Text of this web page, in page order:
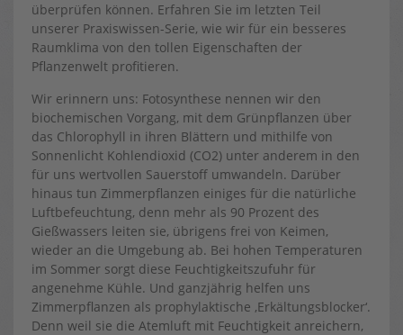
überprüfen können. Erfahren Sie im letzten Teil
unserer Praxiswissen-Serie, wie wir für ein besseres
Raumklima von den tollen Eigenschaften der
Pflanzenwelt profitieren.
Wir erinnern uns: Fotosynthese nennen wir den
biochemischen Vorgang, mit dem Grünpflanzen über
das Chlorophyll in ihren Blättern und mithilfe von
Sonnenlicht Kohlendioxid (CO2) unter anderem in den
für uns wertvollen Sauerstoff umwandeln. Darüber
hinaus tun Zimmerpflanzen einiges für die natürliche
Luftbefeuchtung, denn mehr als 90 Prozent des
Gießwassers leiten sie, übrigens frei von Keimen,
wieder an die Umgebung ab. Bei hohen Temperaturen
im Sommer sorgt diese Feuchtigkeitszufuhr für
angenehme Kühle. Und ganzjährig helfen uns
Zimmerpflanzen als prophylaktische ‚Erkältungsblocker‘.
Denn weil sie die Atemluft mit Feuchtigkeit anreichern,